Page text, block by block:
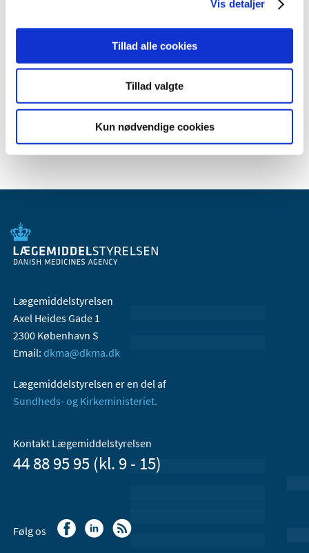
Vis detaljer
Tillad alle cookies
Tillad valgte
Kun nødvendige cookies
2010 (7)
2008 (8)
2006 (9)
Lægemiddelstyrelsen
Axel Heides Gade 1
2300 København S
Email: dkma@dkma.dk
Lægemiddelstyrelsen er en del af
Sundheds- og Kirkeministeriet.
Kontakt Lægemiddelstyrelsen
44 88 95 95 (kl. 9 - 15)
Følg os